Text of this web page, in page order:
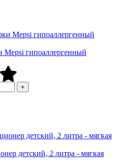
Mepsi гипоаллергенный
+
детский, 2 литра - мягкая